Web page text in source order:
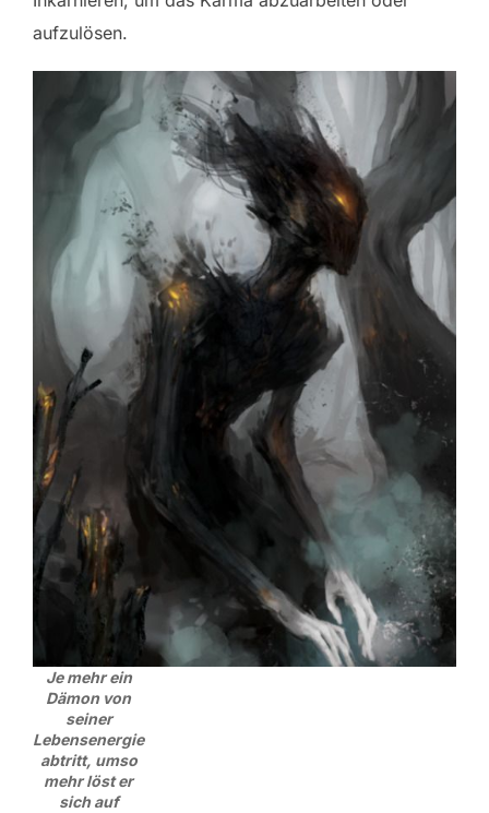
aufzulösen.
Je mehr ein
Dämon von
seiner
Lebensenergie
abtritt, umso
mehr löst er
sich auf